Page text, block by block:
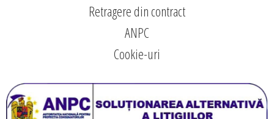
Retragere din contract
ANPC
Cookie-uri